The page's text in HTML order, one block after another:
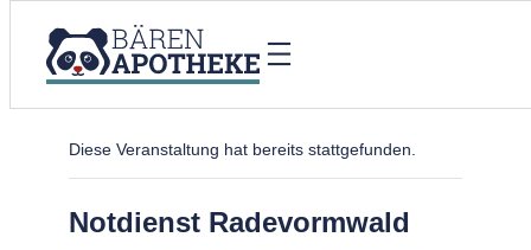
« Alle Veranstaltungen
Diese Veranstaltung hat bereits stattgefunden.
Notdienst Radevormwald